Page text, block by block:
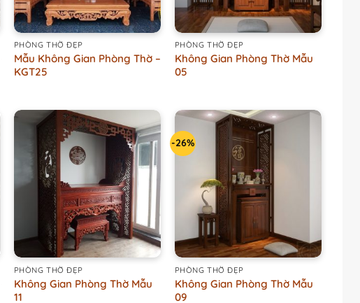
PHÒNG THỜ ĐẸP
Mẫu Không Gian Phòng Thờ –
KGT25
PHÒNG THỜ ĐẸP
Không Gian Phòng Thờ Mẫu
05
PHÒNG THỜ ĐẸP
Không Gian Phòng Thờ Mẫu
11
-26%
PHÒNG THỜ ĐẸP
Không Gian Phòng Thờ Mẫu
09